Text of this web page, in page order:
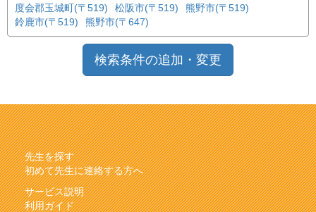
度会郡玉城町(〒519)
松阪市(〒519)
熊野市(〒519)
鈴鹿市(〒519)
熊野市(〒647)
検索条件の追加・変更
先生を探す
初めて先生に連絡する方へ
サービス説明
利用ガイド